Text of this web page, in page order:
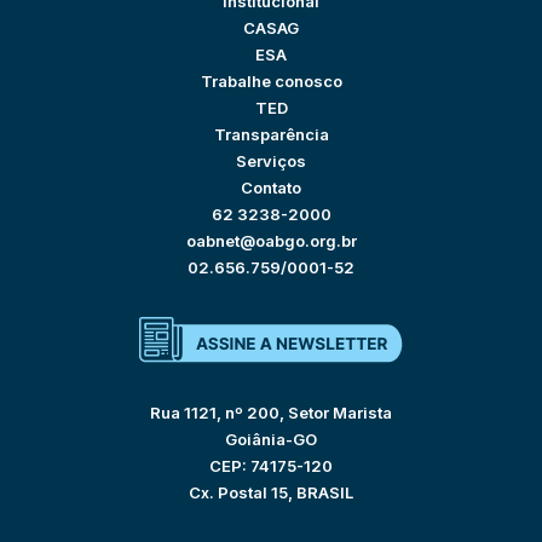
CASAG
ESA
Trabalhe conosco
TED
Transparência
Serviços
Contato
62 3238-2000
oabnet@oabgo.org.br
02.656.759/0001-52
Rua 1121, nº 200, Setor Marista
Goiânia-GO
CEP: 74175-120
Cx. Postal 15, BRASIL